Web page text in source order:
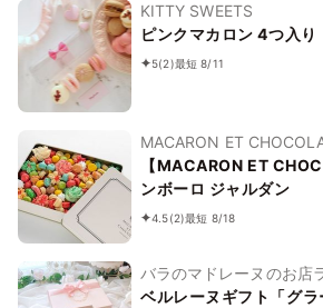
KITTY SWEETS
ピンクマカロン 4つ入り
5(2)最短 8/11
MACARON ET
【MACARON ET
ンボーロ ジャルダン
4.5(2)最短 8/18
バラのマドレーヌのお店
ベルレーヌギフト「グ